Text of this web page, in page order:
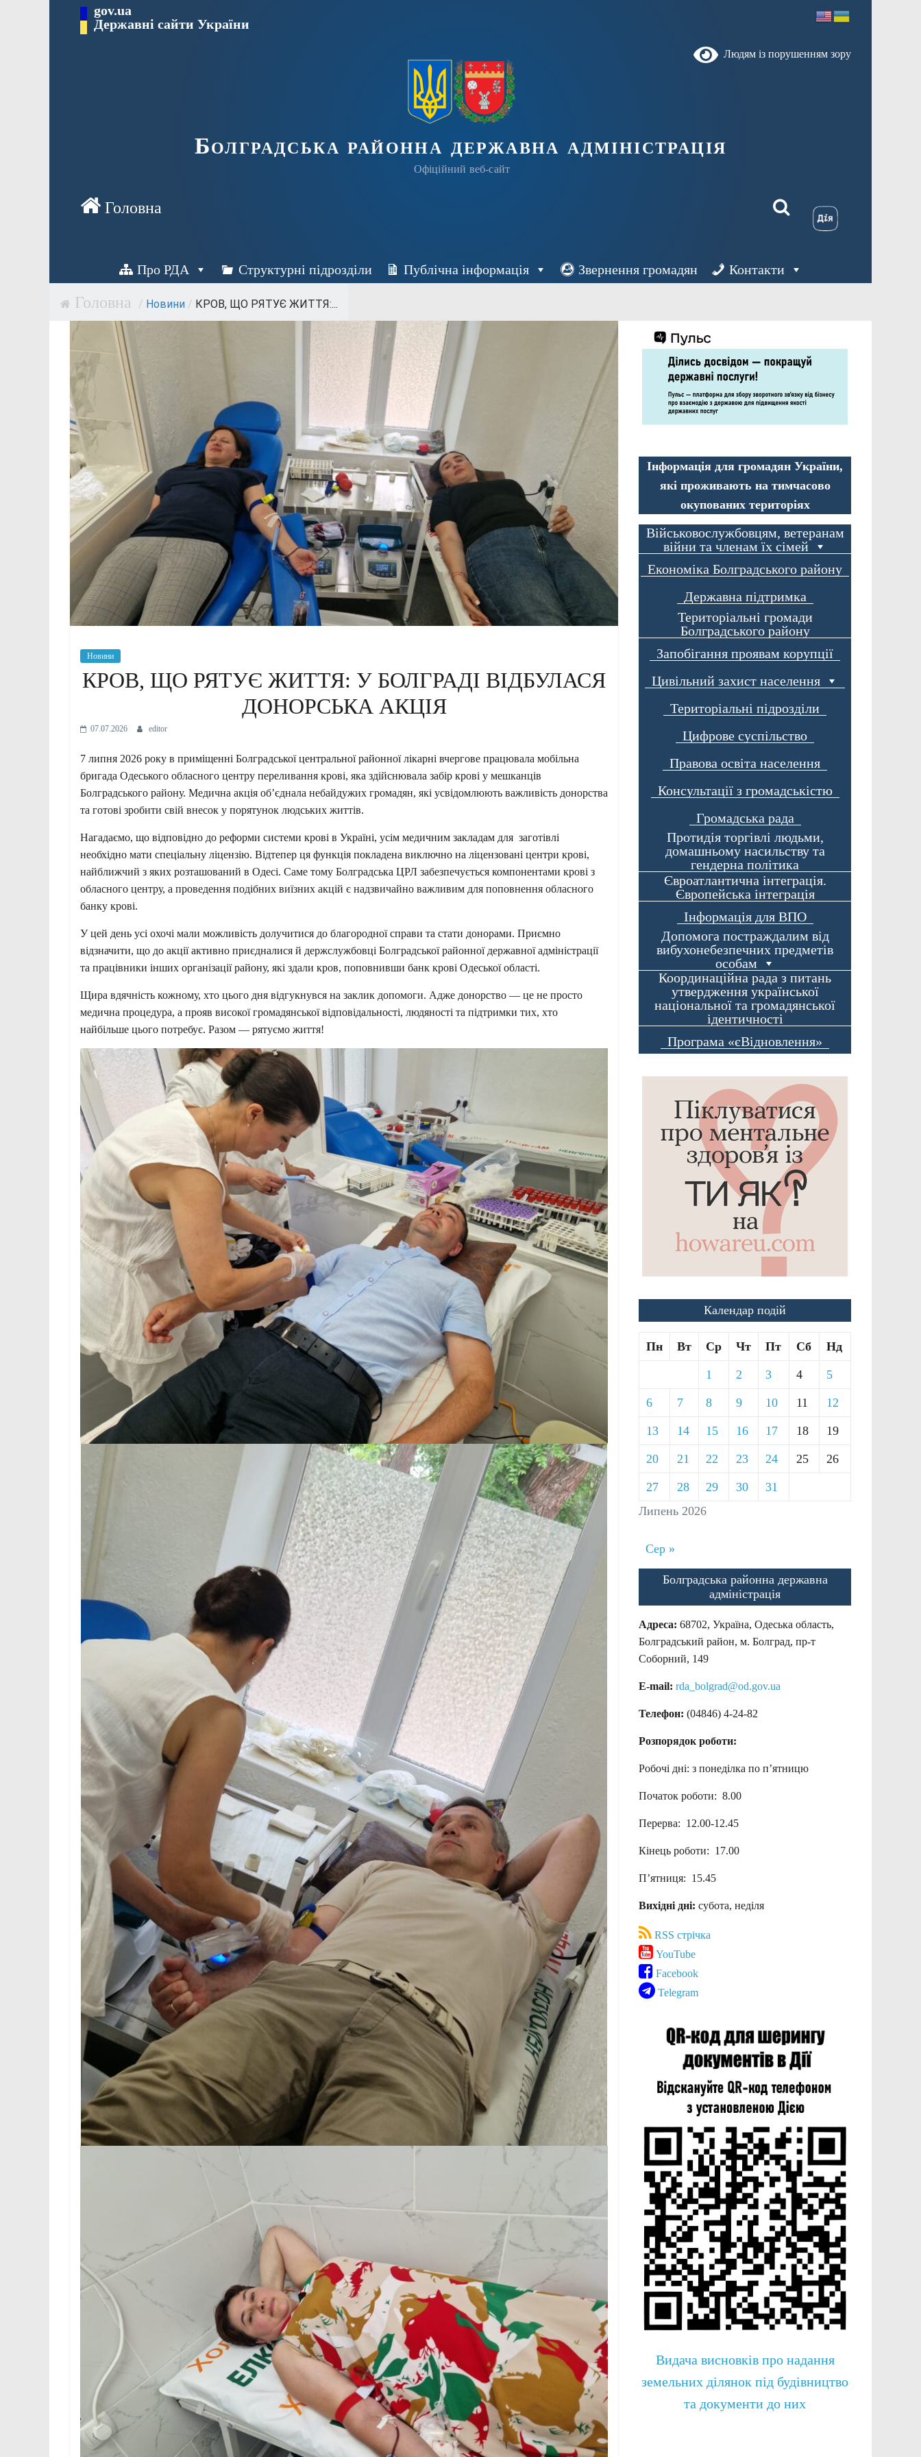
Перейти gov.ua
Державні сайти України
Людям із порушенням зору
Болградська районна державна адміністрація
Офіційний веб-сайт
Про РДА Структурні підрозділи Публічна інформація Звернення громадян Контакти
/ Новини / КРОВ, ЩО РЯТУЄ ЖИТТЯ:...
Новини
КРОВ, ЩО РЯТУЄ ЖИТТЯ: У БОЛГРАДІ ВІДБУЛАСЯ
ДОНОРСЬКА АКЦІЯ
07.07.2026 editor
7 липня 2026 року в приміщенні Болградської центральної районної лікарні вчергове працювала мобільна
бригада Одеського обласного центру переливання крові, яка здійснювала забір крові у мешканців
Болградського району. Медична акція об’єднала небайдужих громадян, які усвідомлюють важливість донорства
та готові зробити свій внесок у порятунок людських життів.
Нагадаємо, що відповідно до реформи системи крові в Україні, усім медичним закладам для заготівлі
необхідно мати спеціальну ліцензію. Відтепер ця функція покладена виключно на ліцензовані центри крові,
найближчий з яких розташований в Одесі. Саме тому Болградська ЦРЛ забезпечується компонентами крові з
обласного центру, а проведення подібних виїзних акцій є надзвичайно важливим для поповнення обласного
банку крові.
У цей день усі охочі мали можливість долучитися до благородної справи та стати донорами. Приємно
відзначити, що до акції активно приєдналися й держслужбовці Болградської районної державної адміністрації
та працівники інших організації району, які здали кров, поповнивши банк крові Одеської області.
Щира вдячність кожному, хто цього дня відгукнувся на заклик допомоги. Адже донорство — це не просто
медична процедура, а прояв високої громадянської відповідальності, людяності та підтримки тих, хто
найбільше цього потребує. Разом — рятуємо життя!
Інформація для громадян України,
які проживають на тимчасово
окупованих територіях
Військовослужбовцям, ветеранам
війни та членам їх сімей
Економіка Болградського району
Державна підтримка
Територіальні громади
Болградського району
Запобігання проявам корупції
Цивільний захист населення
Територіальні підрозділи
Цифрове суспільство
Правова освіта населення
Консультації з громадськістю
Громадська рада
Протидія торгівлі людьми,
домашньому насильству та
гендерна політика
Євроатлантична інтеграція.
Європейська інтеграція
Інформація для ВПО
Допомога постраждалим від
вибухонебезпечних предметів
особам
Координаційна рада з питань
утвердження української
національної та громадянської
ідентичності
Програма «єВідновлення»
Календар подій
Липень 2026
Пн Вт Ср Чт Пт Сб Нд
1 2 3 4 5
6 7 8 9 10 11 12
13 14 15 16 17 18 19
20 21 22 23 24 25 26
27 28 29 30 31
Сер »
Болградська районна державна
адміністрація
Адреса: 68702, Україна, Одеська область,
Болградський район, м. Болград, пр-т
Соборний, 149
E-mail: rda_bolgrad@od.gov.ua
Телефон: (04846) 4-24-82
Розпорядок роботи:
Робочі дні: з понеділка по п’ятницю
Початок роботи: 8.00
Перерва: 12.00-12.45
Кінець роботи: 17.00
П’ятниця: 15.45
Вихідні дні: субота, неділя
RSS стрічка
YouTube
Facebook
Telegram
Видача висновків про надання
земельних ділянок під будівництво
та документи до них